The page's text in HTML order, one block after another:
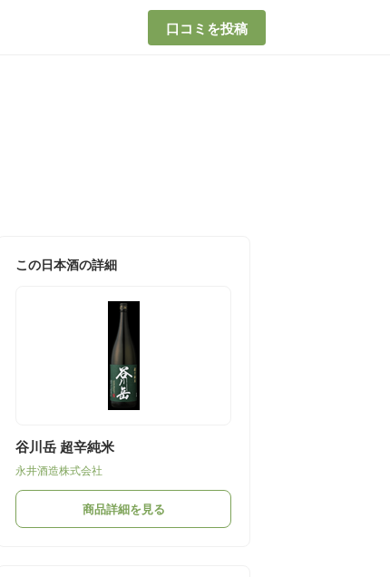
口コミを投稿
この日本酒の詳細
谷川岳 超辛純米
永井酒造株式会社
商品詳細を見る